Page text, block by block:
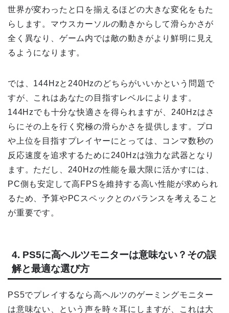
世界が変わったと口を揃えるほどの大きな変化をもた
らします。マウスカーソルの動きからして滑らかさが
全く異なり、ゲーム内では敵の動きがより鮮明に見え
るようになります。
では、144Hzと240Hzのどちらがいいかという問題で
すが、これはあなたの目指すレベルによります。
144Hzでも十分な快適さを得られますが、240Hzはさ
らにその上を行く究極の滑らかさを提供します。プロ
や上位を目指すプレイヤーにとっては、コンマ数秒の
反応速度を追求するために240Hzは強力な武器となり
ます。ただし、240Hzの性能を最大限に活かすには、
PC側も安定して高FPSを維持する高い性能が求められ
るため、予算やPCスペックとのバランスを考えること
が重要です。
4. PS5に高ヘルツモニターは意味ない？その誤
解と最適な選び方
PS5でプレイするなら高ヘルツのゲーミングモニター
は意味ない、という声を時々耳にしますが、これは大